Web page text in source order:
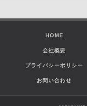
HOME
会社概要
プライバシーポリシー
お問い合わせ